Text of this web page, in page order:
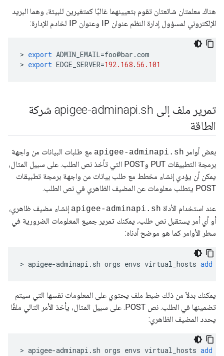
هناك معلمتان شائعتان تقوم بتعيينهما غالبًا كمتغيرين للبيئة، وهما البريد
الإلكتروني لمسؤول إدارة النظم عنوان IP وعنوان IP لخادم الإدارة:
> export ADMIN_EMAIL=foo@bar .com
> export EDGE_SERVER=192.168. 56.101
تمرير ملف إلى apigee-adminapi .
sh شركة
الطاقة
بعض أوامر apigee-adminapi.sh مع طلبات البيانات من واجهة
برمجة التطبيقات PUT وPOST التي تأخذ نص الطلب. على سبيل المثال،
يمكن أن يؤدي إنشاء مخطط مع طلب بيانات من واجهة برمجة تطبيقات
POST يتطلب معلومات عن المضيف الظاهري في نص الطلب.
عند استخدام الأداة apigee-adminapi.sh إنشاء مضيف ظاهري،
أو أي أمر يستقبل نص طلب، يمكنك تمرير جميع المعلومات الضرورية في
سطر الأوامر كما هو موضح أدناه:
> apigee-adminapi . sh orgs envs virtual_hosts add
يمكنك بدلاً من ذلك ضبط ملف يحتوي على المعلومات نفسها التي سيتم
تضمينها في الطلب. نص POST. على سبيل المثال، يأخذ الأمر التالي ملفًا
يحدد المضيف الظاهري:
> apigee-adminapi . sh orgs envs virtual_hosts add